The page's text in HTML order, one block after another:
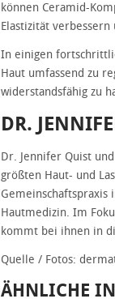
können Ceramid-
Elastizität
In einigen
Haut umfassend zu
widerstandsfähig zu
DR.
Dr. Jennifer Quist
größten Haut- und
Gemeinschaftspraxis
Hautmedizin. Im
kommt bei ihnen in
Quelle / Fotos:
ÄHNLICHE